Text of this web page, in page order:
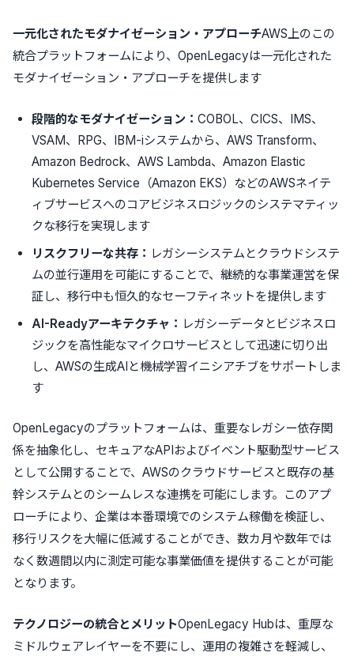
一元化されたモダナイゼーション・アプローチAWS上のこの
統合プラットフォームにより、 OpenLegacyは一元化された
モダナイゼーション・アプローチを提供します
段階的なモダナイゼーション ： COBOL、 CICS、 IMS、
VSAM、 RPG、 IBM-iシステムから、 AWS Transform、
Amazon Bedrock、 AWS Lambda、 Amazon Elastic
Kubernetes Service （Amazon EKS）などのAWSネイテ
ィブサービスへのコアビジネスロジックのシステマティッ
クな移行を実現します
リスクフリーな共存 ： レガシーシステムとクラウドシステ
ムの並行運用を可能にすることで、継続的な事業運営を保
証し、移行中も恒久的なセーフティネットを提供します
AI-Readyアーキテクチャ ： レガシーデータとビジネスロ
ジックを高性能なマイクロサービスとして迅速に切り出
し、 AWSの生成AI と機械学習イニシアチブをサポートしま
す
OpenLegacyのプラットフォームは、重要なレガシー依存関
係を抽象化し、セキュアなAPIおよびイベント駆動型サービス
として公開することで、 AWSのクラウドサービスと既存の基
幹システムとのシームレスな連携を可能にします。このアプ
ローチにより、企業は本番環境でのシステム稼働を検証し、
移行リスクを大幅に低減することができ、数カ月や数年では
なく数週間以内に測定可能な事業価値を提供することが可能
となります。
テクノロジーの統合とメリットOpenLegacy Hubは、 重厚な
ミドルウェア レイヤーを不要にし、運用の複雑さを軽減し、